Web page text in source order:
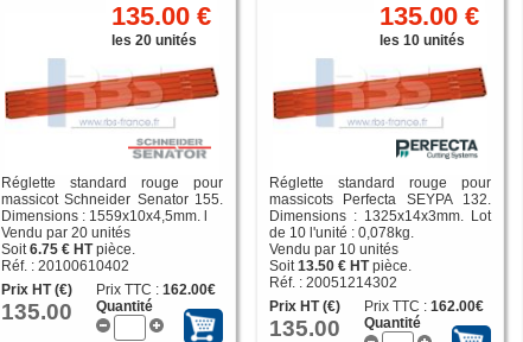
Réglette standard rouge pour
massicot Schneider Senator 155.
Dimensions : 1559x10x4,5mm. l
Vendu par 20 unités
Soit6.75 € HTpièce.
Réf. : 20100610402
Prix HT (€)
135.00
Prix TTC :162.00€
Quantité
135.00 €
les 20 unités
Réglette standard rouge pour
massicots Perfecta SEYPA 132.
Dimensions : 1325x14x3mm. Lot
de 10 l'unité : 0,078kg.
Vendu par 10 unités
Soit13.50 € HTpièce.
Réf. : 20051214302
Prix HT (€)
135.00
Prix TTC : 162.00€
Quantité
135.00 €
les 10 unités